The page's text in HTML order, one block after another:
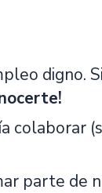
digno.
colaborar
parte de